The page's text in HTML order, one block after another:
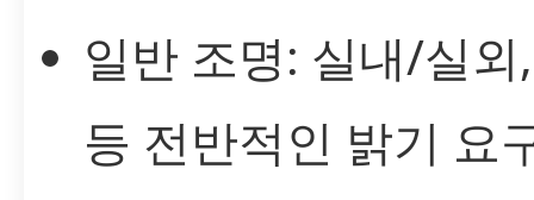
일반 조명: 실내/실
등 전반적인 밝기 요